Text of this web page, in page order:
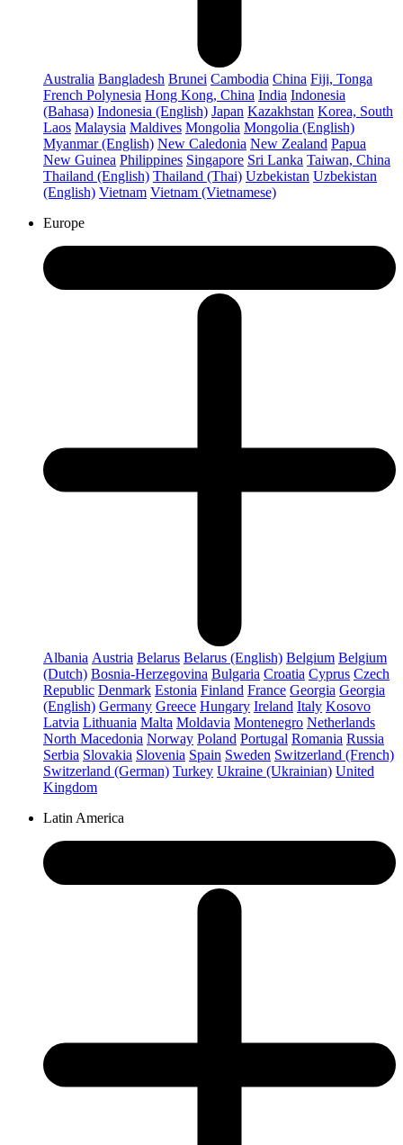
Australia Bangladesh Brunei Cambodia China Fiji, Tonga
French Polynesia Hong Kong, China India Indonesia
(Bahasa) Indonesia (English) Japan Kazakhstan Korea, South
Laos Malaysia Maldives Mongolia Mongolia (English)
Myanmar (English) New Caledonia New Zealand Papua
New Guinea Philippines Singapore Sri Lanka Taiwan, China
Thailand (English) Thailand (Thai) Uzbekistan Uzbekistan
(English) Vietnam Vietnam (Vietnamese)
Europe
Albania Austria Belarus Belarus (English) Belgium Belgium
(Dutch) Bosnia-Herzegovina Bulgaria Croatia Cyprus Czech
Republic Denmark Estonia Finland France Georgia Georgia
(English) Germany Greece Hungary Ireland Italy Kosovo
Latvia Lithuania Malta Moldavia Montenegro Netherlands
North Macedonia Norway Poland Portugal Romania Russia
Serbia Slovakia Slovenia Spain Sweden Switzerland (French)
Switzerland (German) Turkey Ukraine (Ukrainian) United
Kingdom
Latin America